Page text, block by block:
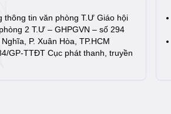
thông tin văn phòng T.Ư Giáo hội
2 T.Ư – GHPGVN – số 294
P. Xuân Hòa, TP.HCM
GP-TTĐT Cục phát thanh, truyền